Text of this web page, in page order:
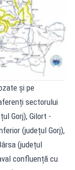
și pe
sectorului
Gorj), Gilort -
(județul Gorj),
(județul
confluență cu